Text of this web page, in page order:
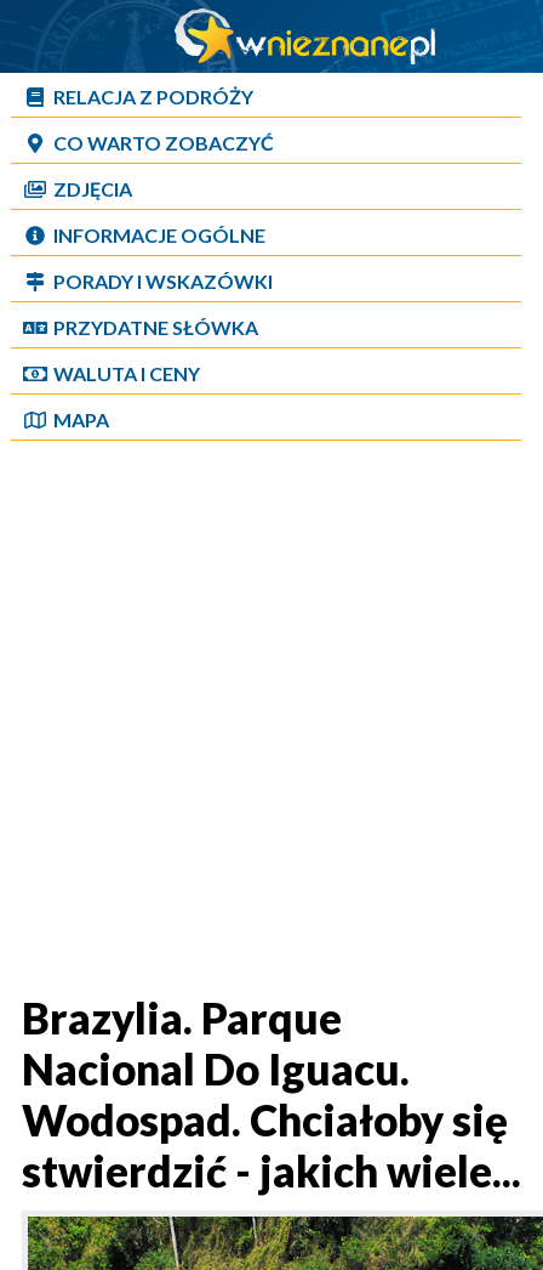
RELACJA Z PODRÓŻY
CO WARTO ZOBACZYĆ
ZDJĘCIA
INFORMACJE OGÓLNE
PORADY I WSKAZÓWKI
PRZYDATNE SŁÓWKA
WALUTA I CENY
MAPA
Brazylia. Parque
Nacional Do Iguacu.
Wodospad. Chciałoby się
stwierdzić - jakich wiele...